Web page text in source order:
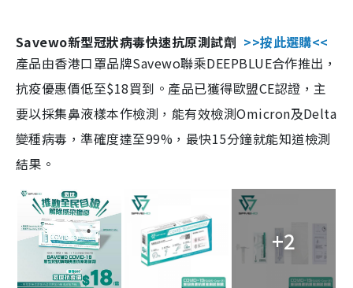
Savewo新型冠狀病毒快速抗原測試劑 >>按此選購<<
產品由香港口罩品牌Savewo聯乘DEEPBLUE合作推出，
抗疫優惠價低至$18買到。產品已獲得歐盟CE認證，主
要以採集鼻液樣本作檢測，能有效檢測Omicron及Delta
變種病毒，準確度達至99%，最快15分鐘就能知道檢測
結果。
+2